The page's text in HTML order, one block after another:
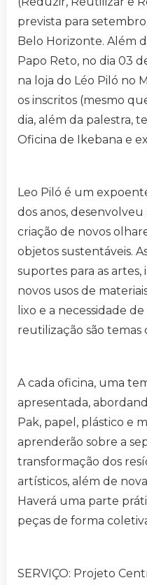
prevista para
Belo Horizonte. Além
Papo Reto, no dia 03
na loja do Léo Piló no
os inscritos (mesmo
dia, além da palestra,
Oficina de Ikebana e
Leo Piló é um
dos anos,
criação de novos
objetos sustentáveis.
suportes para as artes,
novos usos de
lixo e a necessidade
reutilização são temas
A cada oficina, uma
apresentada,
Pak, papel, plástico e
aprenderão sobre a
transformação dos
artísticos, além de
Haverá uma parte
peças de forma
SERVIÇO: Projeto